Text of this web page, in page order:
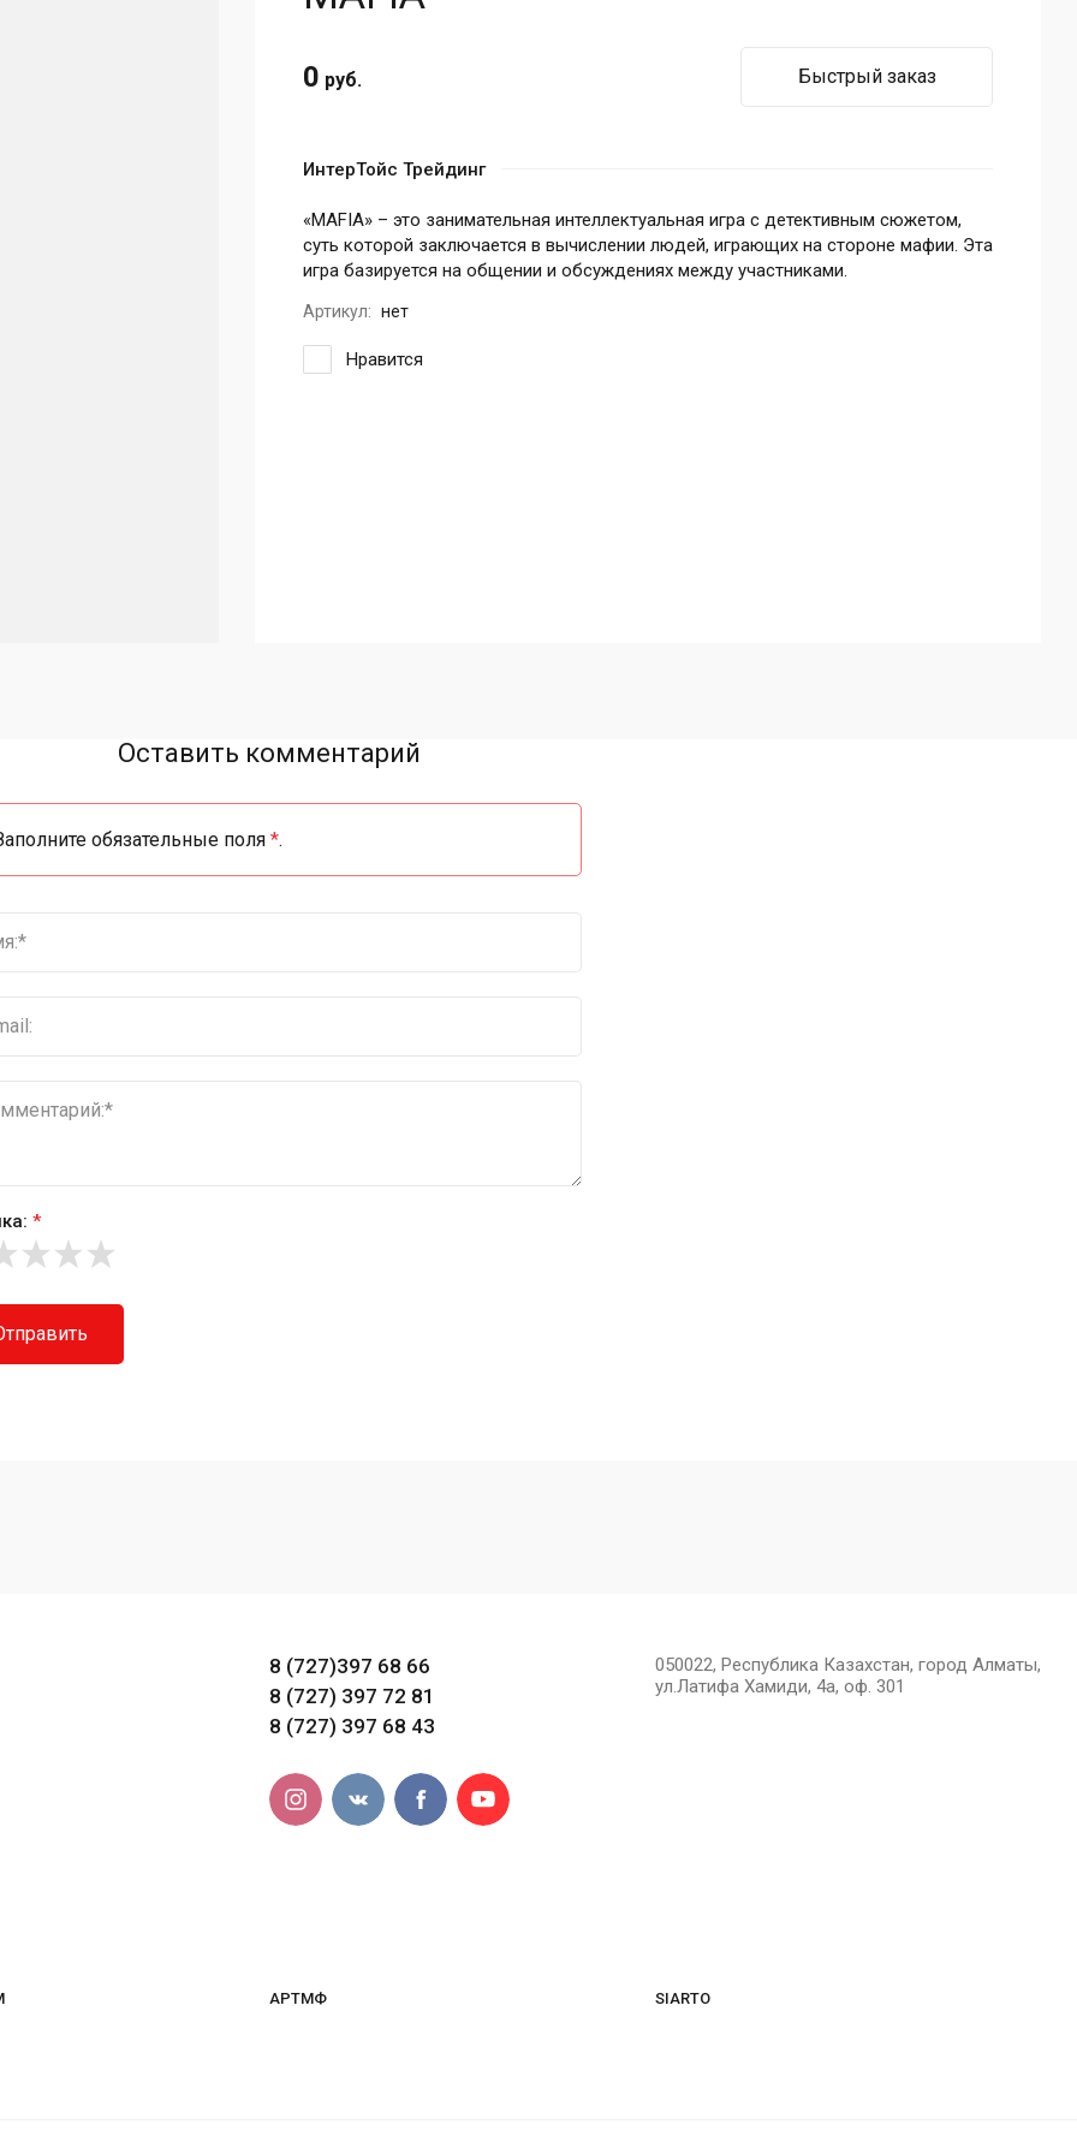
0 руб. Быстрый заказ
ИнтерТойс Трейдинг
«MAFIA» – это занимательная интеллектуальная игра с детективным сюжетом,
суть которой заключается в вычислении людей, играющих на стороне мафии. Эта
игра базируется на общении и обсуждениях между участниками.
Артикул: нет
Нравится
Оставить комментарий
обязательные поля *.
*
8 (727)397 68 66
8 (727) 397 72 81
8 (727) 397 68 43
050022, Республика Казахстан, город Алматы,
ул.Латифа Хамиди, 4а, оф. 301
АРТМФ SIARTO